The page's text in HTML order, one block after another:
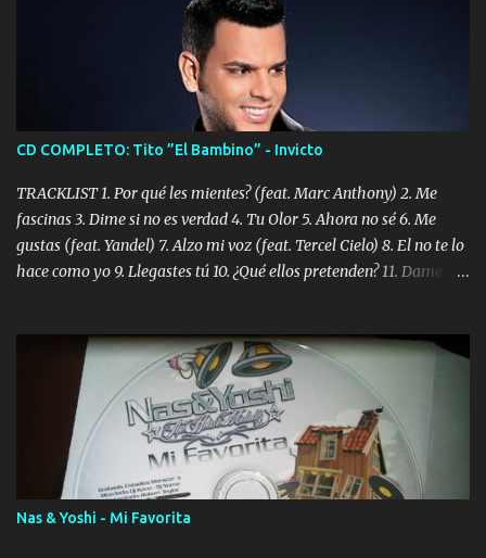
CD COMPLETO: Tito ”El Bambino” - Invicto
TRACKLIST 1. Por qué les mientes? (feat. Marc Anthony) 2. Me
fascinas 3. Dime si no es verdad 4. Tu Olor 5. Ahora no sé 6. Me
gustas (feat. Yandel) 7. Alzo mi voz (feat. Tercel Cielo) 8. El no te lo
hace como yo 9. Llegastes tú 10. ¿Qué ellos pretenden? 11. Dame la
Digital Booklet – Invicto ----------------------------- Nota:
Album proposto al massimo della qualità in formato iTunes Plus
AAC M4A; comprato su iTunes e a disposizione vostra per il
download. REGGAETON ITALIA Nosotros Somos Los Del
Momento!
Nas & Yoshi - Mi Favorita